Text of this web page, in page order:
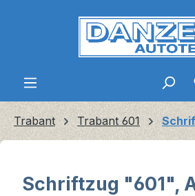
Zum Hauptinhalt springen
Trabant Trabant 601
Schriftzug "601",